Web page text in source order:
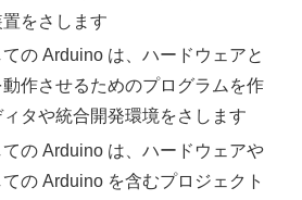
をさします
の Arduino は、ハードウェアと
作させるためのプログラムを作
タや統合開発環境をさします
の Arduino は、ハードウェアや
の Arduino を含むプロジェクト